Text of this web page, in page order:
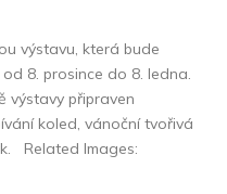
výstavu, která bude
8. prosince do 8. ledna.
výstavy připraven
koled, vánoční tvořivá
Related Images: